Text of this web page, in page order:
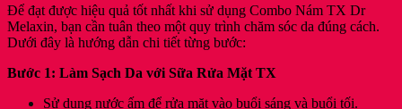
Để đạt được hiệu quả tốt nhất khi sử dụng Combo Nám TX Dr
Melaxin, bạn cần tuân theo một quy trình chăm sóc da đúng cách.
Dưới đây là hướng dẫn chi tiết từng bước:
Bước 1: Làm Sạch Da với Sữa Rửa Mặt TX
Sử dụng nước ấm để rửa mặt vào buổi sáng và buổi tối.